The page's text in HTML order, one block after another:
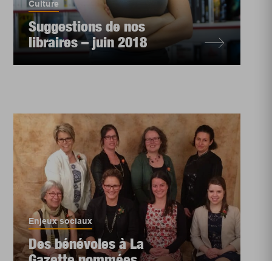
Culture
Suggestions de nos
libraires – juin 2018
Enjeux sociaux
Des bénévoles à La